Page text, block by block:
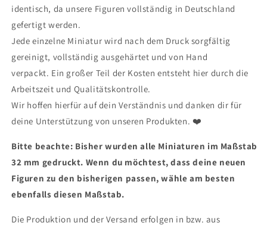
identisch, da unsere Figuren vollständig in Deutschland
gefertigt werden.
Jede einzelne Miniatur wird nach dem Druck sorgfältig
gereinigt, vollständig ausgehärtet und von Hand
verpackt. Ein großer Teil der Kosten entsteht hier durch die
Arbeitszeit und Qualitätskontrolle.
Wir hoffen hierfür auf dein Verständnis und danken dir für
deine Unterstützung von unseren Produkten. ❤️
Bitte beachte: Bisher wurden alle Miniaturen im Maßstab
32 mm gedruckt. Wenn du möchtest, dass deine neuen
Figuren zu den bisherigen passen, wähle am besten
ebenfalls diesen Maßstab.
Die Produktion und der Versand erfolgen in bzw. aus